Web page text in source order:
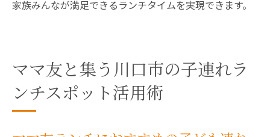
家族みんなが満足できるランチタイムを実現できます。
ママ友と集う川口市の子連れラ
ンチスポット活用術